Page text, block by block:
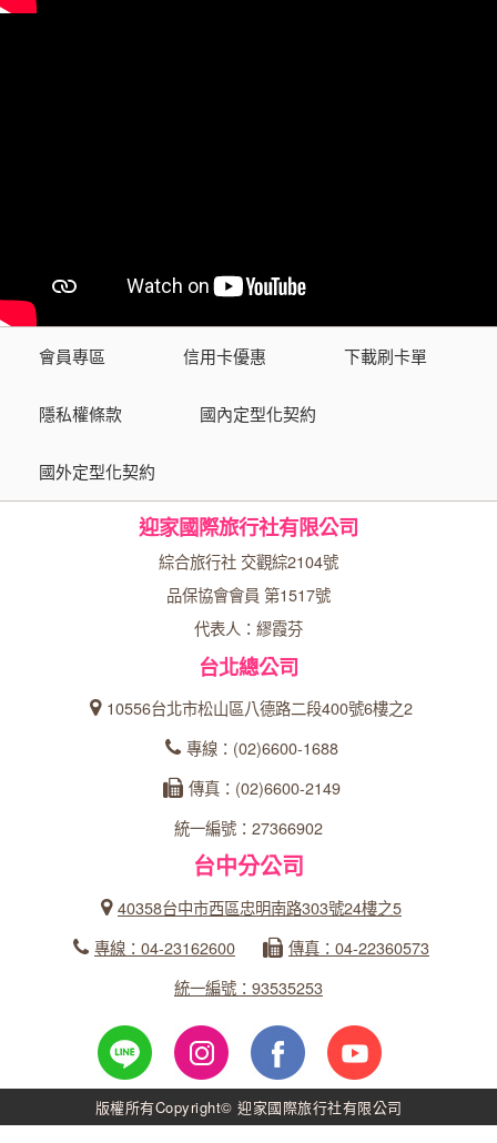
會員專區 信用卡優惠 下載刷卡單
隱私權條款 國內定型化契約
國外定型化契約
迎家國際旅行社有限公司
綜合旅行社 交觀綜2104號
品保協會會員 第1517號
代表人：繆霞芬
台北總公司
10556台北市松山區八德路二段400號6樓之2
專線：(02)6600-1688
傳真：(02)6600-2149
統一編號：27366902
台中分公司
40358台中市西區忠明南路303號24樓之5
專線：04-23162600
傳真：04-22360573
統一編號：93535253
版權所有Copyright© 迎家國際旅行社有限公司